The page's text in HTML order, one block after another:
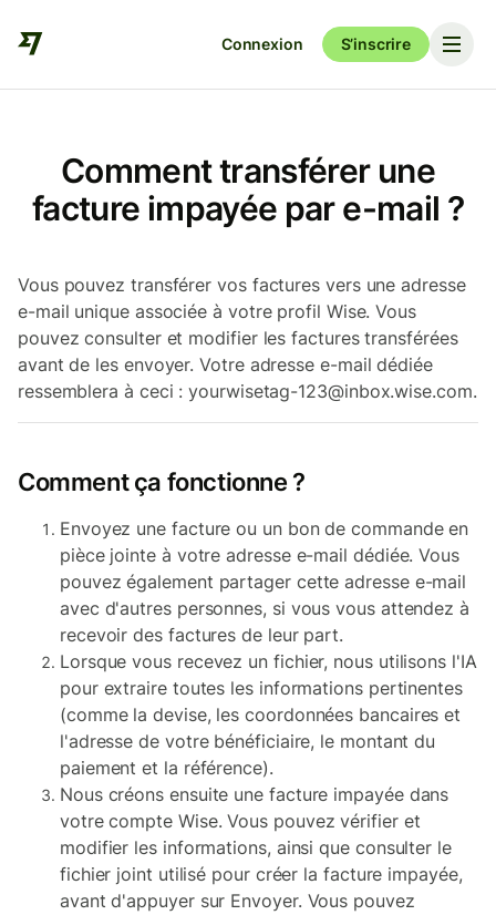
Connexion S’inscrire
Comment transférer une
facture impayée par e-mail ?
Vous pouvez transférer vos factures vers une adresse
e-mail unique associée à votre profil Wise. Vous
pouvez consulter et modifier les factures transférées
avant de les envoyer. Votre adresse e-mail dédiée
ressemblera à ceci : yourwisetag-123@inbox.wise.com.
Comment ça fonctionne ?
Envoyez une facture ou un bon de commande en
pièce jointe à votre adresse e-mail dédiée. Vous
pouvez également partager cette adresse e-mail
avec d'autres personnes, si vous vous attendez à
recevoir des factures de leur part.
Lorsque vous recevez un fichier, nous utilisons l'IA
pour extraire toutes les informations pertinentes
(comme la devise, les coordonnées bancaires et
l'adresse de votre bénéficiaire, le montant du
paiement et la référence).
Nous créons ensuite une facture impayée dans
votre compte Wise. Vous pouvez vérifier et
modifier les informations, ainsi que consulter le
fichier joint utilisé pour créer la facture impayée,
avant d'appuyer sur Envoyer. Vous pouvez